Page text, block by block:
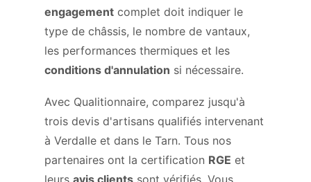
engagement complet doit indiquer le
type de châssis, le nombre de vantaux,
les performances thermiques et les
conditions d'annulation si nécessaire.
Avec Qualitionnaire, comparez jusqu'à
trois devis d'artisans qualifiés intervenant
à Verdalle et dans le Tarn. Tous nos
partenaires ont la certification RGE et
leurs avis clients sont vérifiés. Vous